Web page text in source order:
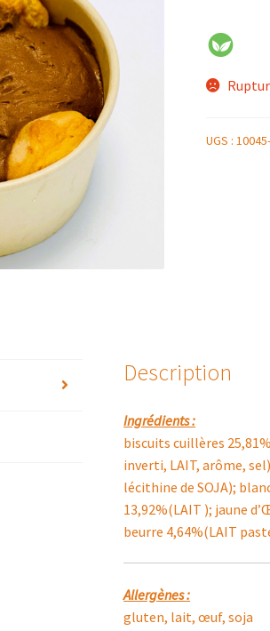
UGS :
Description
Ingrédients :
biscuits cuillères
inverti, LAIT, arôme,
lécithine de SOJA);
13,92%(LAIT ); jaune
beurre 4,64%(LAIT
Allergènes :
gluten, lait, œuf, soja